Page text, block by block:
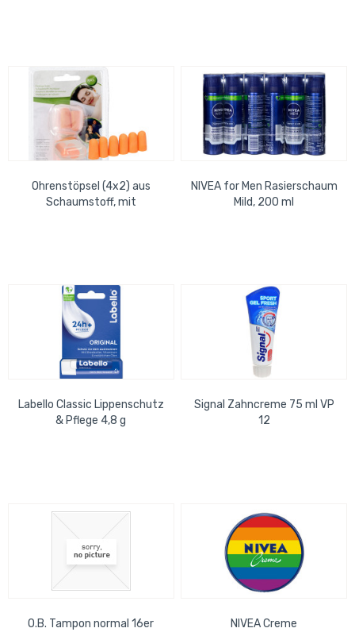
Ohrenstöpsel (4x2) aus
Schaumstoff, mit
NIVEA for Men Rasierschaum
Mild, 200 ml
Labello Classic Lippenschutz
& Pflege 4,8 g
Signal Zahncreme 75 ml VP
12
O.B. Tampon normal 16er
NIVEA Creme